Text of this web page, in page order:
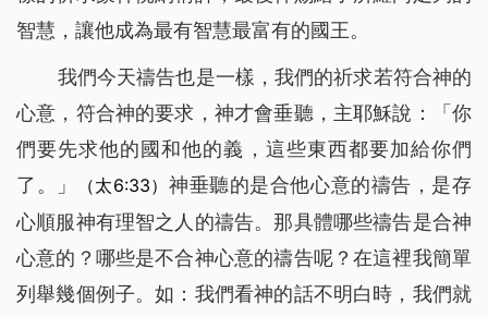
智慧，讓他成為最有智慧最富有的國王。
我們今天禱告也是一樣，我們的祈求若符合神的
心意，符合神的要求，神才會垂聽，主耶穌說：「 你
們要先求他的國和他的義，這些東西都要加給你們
了。
」 （太6:33）神垂聽的是合他心意的禱告，是存
心順服神有理智之人的禱告。那具體哪些禱告是合神
心意的？哪些是不合神心意的禱告呢？在這裡我簡單
列舉幾個例子。如：我們看神的話不明白時，我們就